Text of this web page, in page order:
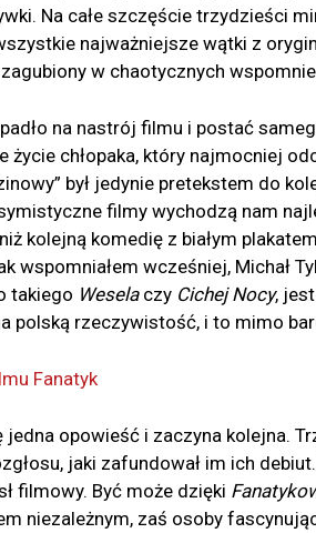
Na całe szczęście trzydzieści
najważniejsze wątki z
w chaotycznych
na nastrój filmu i postać
życie chłopaka, który najmocniej
był jedynie pretekstem do
filmy wychodzą nam
kolejną komedię z białym
wspomniałem wcześniej, Michał
takiego Weselaczy Cichej Nocy,
polską rzeczywistość, i to mimo
jedna opowieść i zaczyna kolejna.
jaki zafundował im ich
filmowy. Być może dzięki
niezależnym, zaś osoby